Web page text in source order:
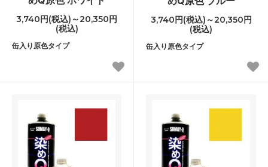
3,740円(税込)～20,350円
(税込)
缶入り原色タイプ
3,740円(税込)～20,350円
(税込)
缶入り原色タイプ